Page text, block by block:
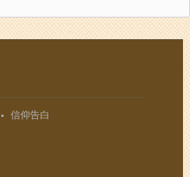
信仰告白